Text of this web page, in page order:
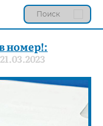
номер!:
21.03.2023